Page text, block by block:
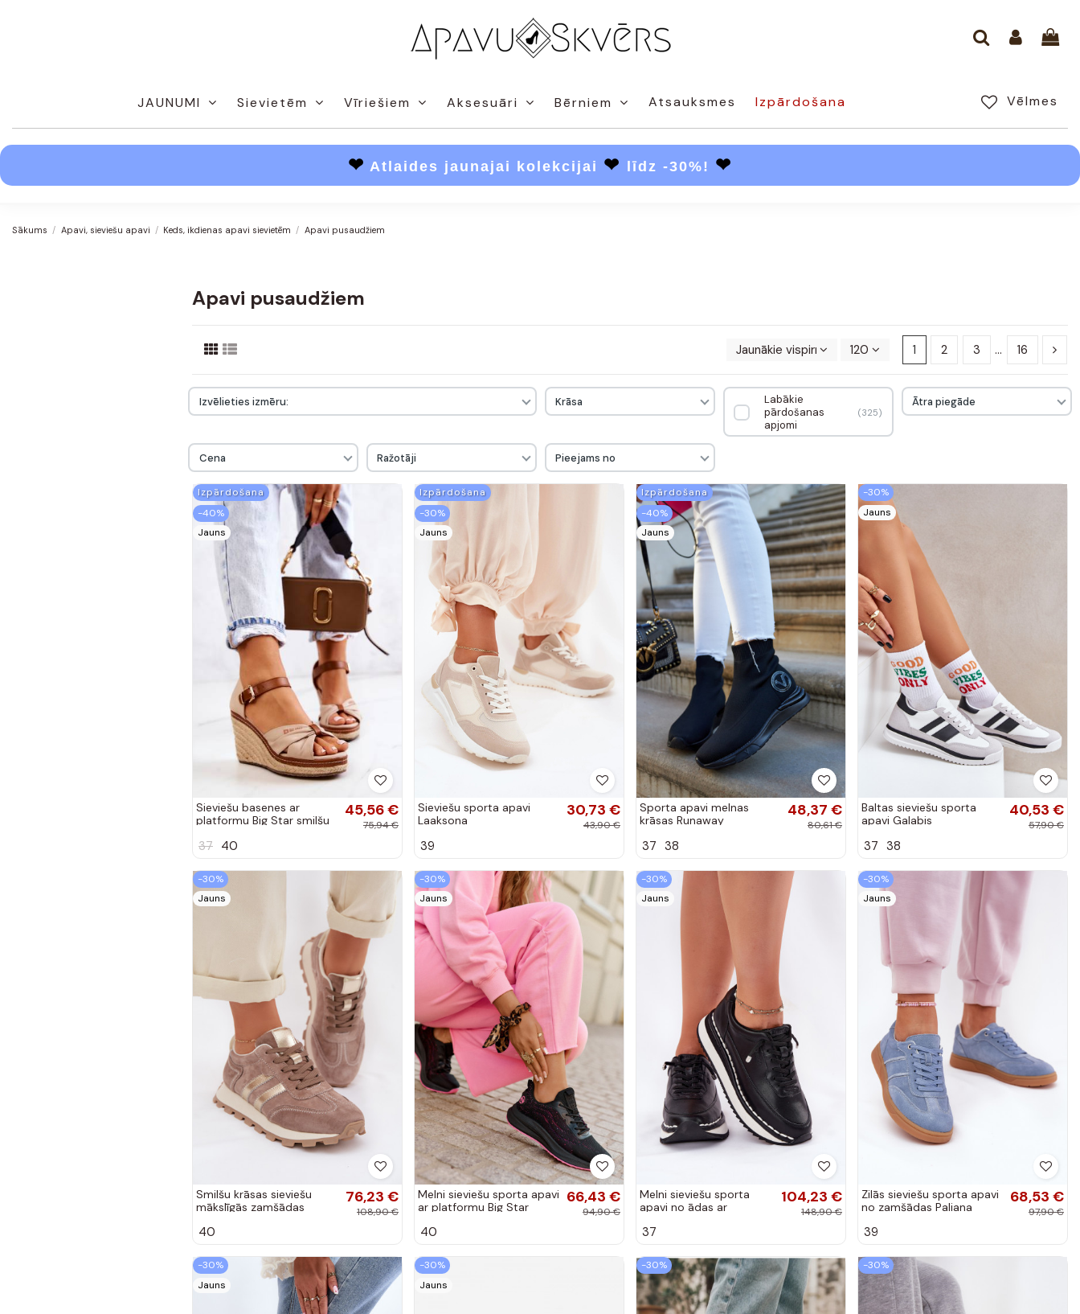
JAUNUMI Sievietēm Vīriešiem Aksesuāri Bērniem Atsauksmes Vēlmes
Izpārdošana
❤ Atlaides jaunajai kolekcijai ❤ līdz -30%! ❤
Sākums Apavi, sieviešu apavi Keds, ikdienas apavi sievietēm Apavi pusaudžiem
Apavi pusaudžiem
Jaunākie vispirms 120 1 2 3 … 16
Izvēlieties izmēru: Krāsa
Labākie
pārdošanas
apjomi
325
Ātra piegāde
Cena Ražotāji Pieejams no
Izpārdošana
-40%
Jauns
Sieviešu basenes ar
platformu Big Star smilšu
45,56 €
75,94 €
37 40
Izpārdošana
-30%
Jauns
Sieviešu sporta apavi
Laaksona
30,73 €
43,90 €
39
Izpārdošana
-40%
Jauns
Sporta apavi melnas
krāsas Runaway
48,37 €
80,61 €
37 38
-30%
Jauns
Baltas sieviešu sporta
apavi Galabis
40,53 €
57,90 €
37 38
-30%
Jauns
Smilšu krāsas sieviešu
mākslīgās zamšādas
S.Barski LR61-7097
76,23 €
108,90 €
40
-30%
Jauns
Melni sieviešu sporta apavi
ar platformu Big Star
SYSTEM
66,43 €
94,90 €
40
-30%
Jauns
Melni sieviešu sporta
apavi no ādas ar
RR274A335
104,23 €
148,90 €
37
-30%
Jauns
Zilās sieviešu sporta apavi
no zamšādas Paliana
68,53 €
97,90 €
39
-30%
Jauns
-30%
Jauns
-30% -30%